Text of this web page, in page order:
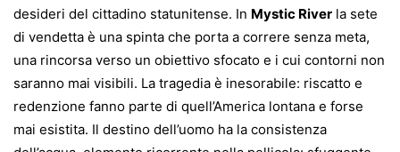
desideri del cittadino statunitense. In Mystic River la sete
di vendetta è una spinta che porta a correre senza meta,
una rincorsa verso un obiettivo sfocato e i cui contorni non
saranno mai visibili. La tragedia è inesorabile: riscatto e
redenzione fanno parte di quell’America lontana e forse
mai esistita. Il destino dell’uomo ha la consistenza